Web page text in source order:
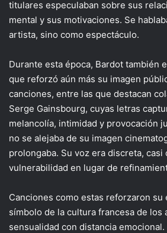
titulares especulaban sobre sus
mental y sus motivaciones. Se
artista, sino como espectáculo.
Durante esta época, Bardot también
que reforzó aún más su imagen
canciones, entre las que destacan
Serge Gainsbourg, cuyas letras
melancolía, intimidad y provocación
no se alejaba de su imagen
prolongaba. Su voz era discreta, casi
vulnerabilidad en lugar de
Canciones como estas reforzaron su
símbolo de la cultura francesa de los
sensualidad con distancia